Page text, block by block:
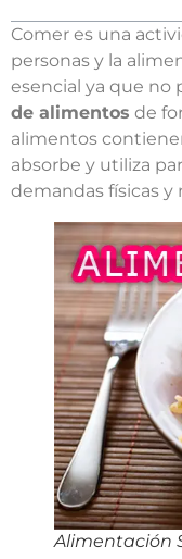
Comer es una
personas y la
esencial ya que no
de alimentos de
alimentos
absorbe y utiliza
demandas físicas y
Alimentación